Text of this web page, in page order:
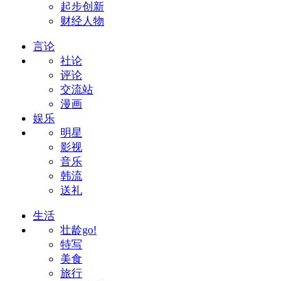
起步创新
财经人物
言论
社论
评论
交流站
漫画
娱乐
明星
影视
音乐
韩流
送礼
生活
壮龄go!
特写
美食
旅行